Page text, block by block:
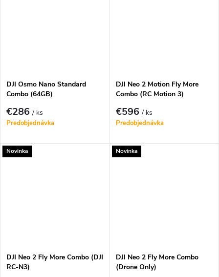
DJI Osmo Nano Standard
Combo (64GB)
€286/ ks
Predobjednávka
DJI Neo 2 Motion Fly More
Combo (RC Motion 3)
€596/ ks
Predobjednávka
Novinka
DJI Neo 2 Fly More Combo (DJI
RC-N3)
Novinka
DJI Neo 2 Fly More Combo
(Drone Only)